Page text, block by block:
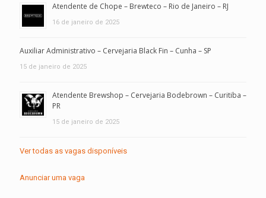
Atendente de Chope – Brewteco – Rio de Janeiro – RJ
16 de janeiro de 2025
Auxiliar Administrativo – Cervejaria Black Fin – Cunha – SP
15 de janeiro de 2025
Atendente Brewshop – Cervejaria Bodebrown – Curitiba –
PR
15 de janeiro de 2025
Ver todas as vagas disponíveis
Anunciar uma vaga